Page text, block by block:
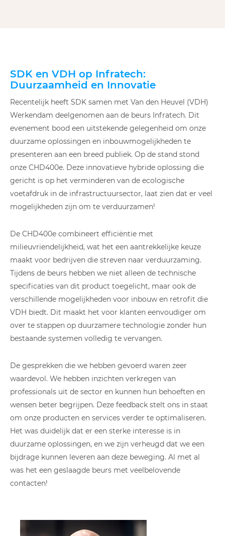
SDK en VDH op Infratech:
Duurzaamheid en Innovatie
Recentelijk heeft SDK samen met Van den Heuvel (VDH)
Werkendam deelgenomen aan de beurs Infratech. Dit
evenement bood een uitstekende gelegenheid om onze
duurzame oplossingen en inbouwmogelijkheden te
presenteren aan een breed publiek. Op de stand stond
onze CHD400e. Deze innovatieve hybride oplossing die
gericht is op het verminderen van de ecologische
voetafdruk in de infrastructuursector, laat zien dat er veel
mogelijkheden zijn om te verduurzamen!
De CHD400e combineert efficiëntie met
milieuvriendelijkheid, wat het een aantrekkelijke keuze
maakt voor bedrijven die streven naar verduurzaming.
Tijdens de beurs hebben we niet alleen de technische
specificaties van dit product toegelicht, maar ook de
verschillende mogelijkheden voor inbouw en retrofit die
VDH biedt. Dit maakt het voor klanten eenvoudiger om
over te stappen op duurzamere technologie zonder hun
bestaande systemen volledig te vervangen.
De gesprekken die we hebben gevoerd waren zeer
waardevol. We hebben inzichten verkregen van
professionals uit de sector en kunnen hun behoeften en
wensen beter begrijpen. Deze feedback stelt ons in staat
om onze producten en services verder te optimaliseren.
Het was duidelijk dat er een sterke interesse is in
duurzame oplossingen, en we zijn verheugd dat we een
bijdrage kunnen leveren aan deze beweging. Al met al
was het een geslaagde beurs met veelbelovende
contacten!